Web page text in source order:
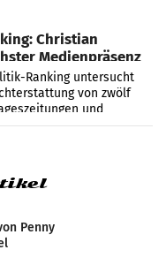
Christian
Medienpräsenz
Ranking untersucht
von zwölf
und
und
Penny